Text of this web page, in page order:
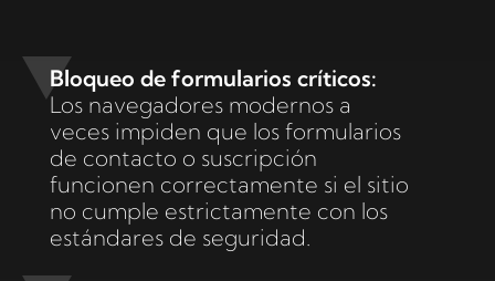
Bloqueo de formularios críticos:
Los navegadores modernos a
veces impiden que los formularios
de contacto o suscripción
funcionen correctamente si el sitio
no cumple estrictamente con los
estándares de seguridad.